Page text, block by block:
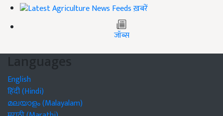
ख़बरें
जॉब्स
Languages
English
हिंदी (Hindi)
മലയാളം (Malayalam)